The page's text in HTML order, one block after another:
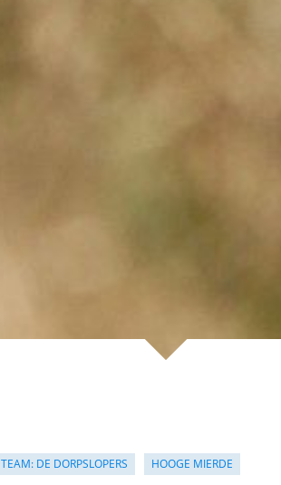
TEAM: DE DORPSLOPERS HOOGE MIERDE